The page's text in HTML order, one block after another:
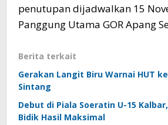
penutupan dijadwalkan 15
Panggung Utama GOR Apang
Berita terkait
Gerakan Langit Biru Warnai HUT
Sintang
Debut di Piala Soeratin U-15
Bidik Hasil Maksimal